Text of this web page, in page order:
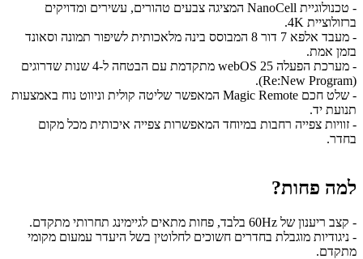
- טכנולוגיית NanoCell המציגה צבעים טהורים, עשירים ומדויקים
ברזולוציית 4K.
- מעבד אלפא 7 דור 8 המבוסס בינה מלאכותית לשיפור תמונה וסאונד
בזמן אמת.
- מערכת הפעלה webOS 25 מתקדמת עם הבטחה ל-4 שנות שדרוגים
(Re:New Program).
- שלט חכם Magic Remote המאפשר שליטה קולית וניווט נוח באמצעות
תנועת יד.
- זוויות צפייה רחבות במיוחד המאפשרות צפייה איכותית מכל מקום
בחדר.
למה פחות?
- קצב ריענון של 60Hz בלבד, פחות מתאים לגיימינג תחרותי מתקדם.
- ניגודיות מוגבלת בחדרים חשוכים לחלוטין בשל היעדר עמעום מקומי
מתקדם.